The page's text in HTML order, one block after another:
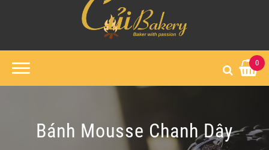
0
Bánh Mousse Chanh Dây